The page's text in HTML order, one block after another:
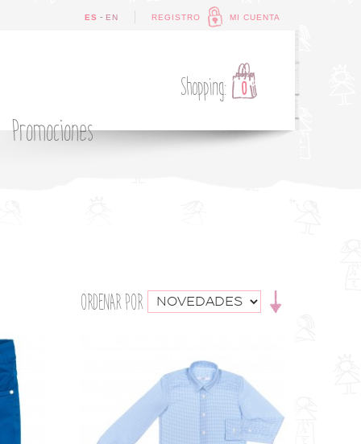
REGISTRO MI CUENTA
ES - EN
Shopping: 0
Promociones
ORDENAR POR